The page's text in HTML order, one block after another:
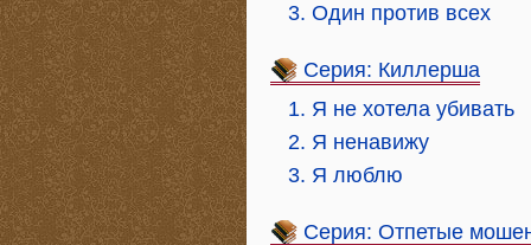
3. Один против всех
Серия: Киллерша
1. Я не хотела убивать
2. Я ненавижу
3. Я люблю
Серия: Отпетые